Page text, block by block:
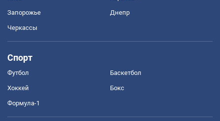
Запорожье Днепр
Черкассы
Спорт
Футбол Баскетбол
Хоккей Бокс
Формула-1